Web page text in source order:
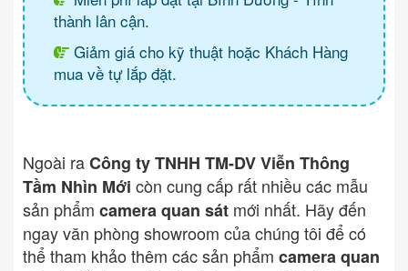
thành lân cận.
Giảm giá cho kỹ thuật hoặc Khách Hàng
mua về tự lắp đặt.
Ngoài raCông ty TNHH TM-DV Viễn Thông
Tầm Nhìn Mới còn cung cấp rất nhiều các mẫu
sản phẩm camera quan sát mới nhất. Hãy đến
ngay văn phòng showroom của chúng tôi để có
thể tham khảo thêm các sản phẩm camera quan